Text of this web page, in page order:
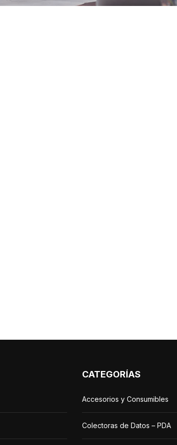
CATEGORÍAS
Accesorios y Consumibles
Colectoras de Datos – PDA